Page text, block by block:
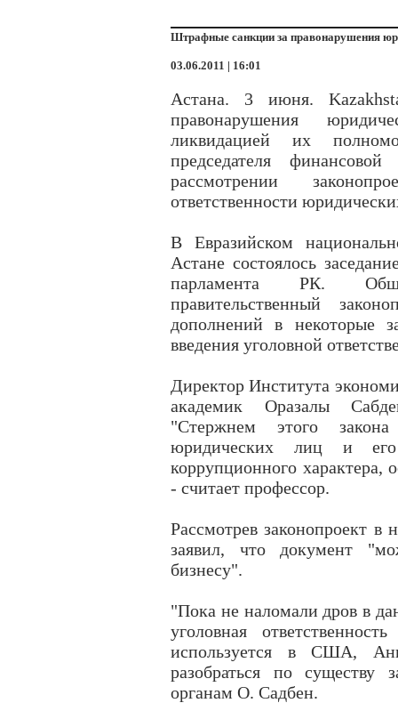
Штрафные санкции за правонарушения
03.06.2011 | 16:01
Астана. 3 июня.
правонарушения
ликвидацией их
председателя
рассмотрении
ответственности
В Евразийском
Астане состоялось
парламента РК.
правительственный
дополнений в некоторые
введения уголовной
Директор Института
академик Оразалы
"Стержнем этого
юридических лиц и его
коррупционного
- считает профессор.
Рассмотрев законопроект
заявил, что документ
бизнесу".
"Пока не наломали дров в
уголовная
используется в США,
разобраться по существу
органам О. Садбен.